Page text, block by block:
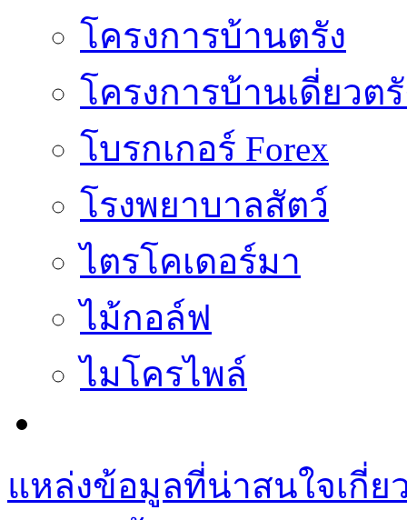
โครงการบ้านตรัง
โครงการบ้านเดี่ยวต
โบรกเกอร์ Forex
โรงพยาบาลสัตว์
ไตรโคเดอร์มา
ไม้กอล์ฟ
ไมโครไพล์
แหล่งข้อมูลที่น่าสนใจเกี่ย